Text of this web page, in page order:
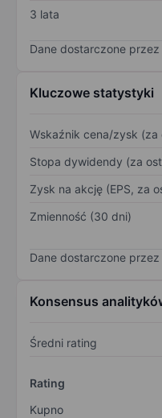
3 lata
Dane dostarczone przez
Kluczowe statystyki
Wskaźnik cena/zysk (za
Stopa dywidendy (za
Zysk na akcję (EPS, za
Zmienność (30 dni)
Dane dostarczone przez
Konsensus
Średni rating
Rating
Kupno